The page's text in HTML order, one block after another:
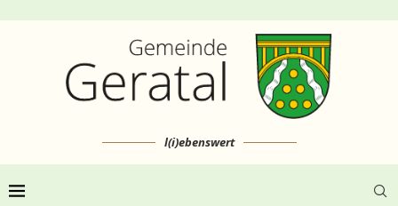
l(i)ebenswert